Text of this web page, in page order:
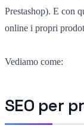
Prestashop). E con
online i propri
Vediamo come:
SEO per